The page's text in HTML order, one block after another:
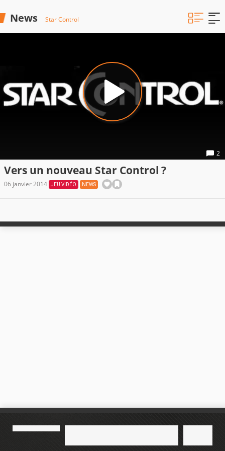
News Star Control
2
Vers un nouveau Star Control ?
06 janvier 2014 JEU VIDÉO NEWS